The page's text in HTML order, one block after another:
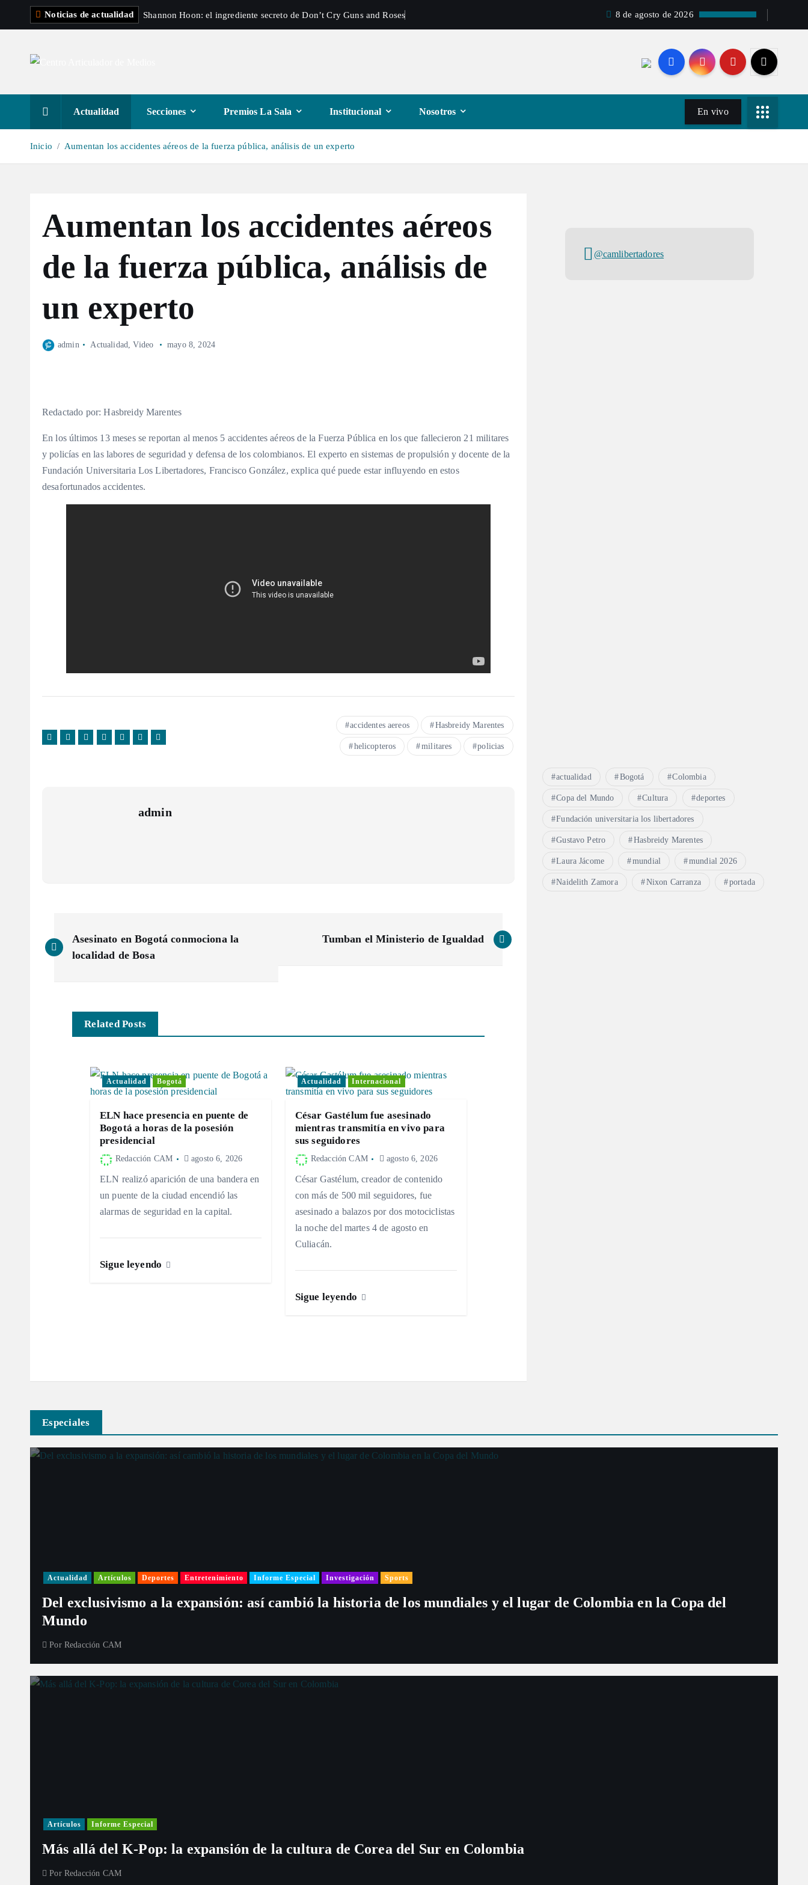
Noticias de actualidad Shannon Hoon: el ingrediente secreto de Don’t Cry Guns and Roses 8 de agosto de 2026
Actualidad Secciones Premios La Sala Institucional Nosotros En vivo
Inicio Aumentan los accidentes aéreos de la fuerza pública, análisis de un experto
Aumentan los accidentes aéreos
de la fuerza pública, análisis de
un experto
admin Actualidad,Video mayo 8, 2024
Redactado por: Hasbreidy Marentes
En los últimos 13 meses se reportan al menos 5 accidentes aéreos de la Fuerza Pública en los que fallecieron 21 militares
y policías en las labores de seguridad y defensa de los colombianos. El experto en sistemas de propulsión y docente de la
Fundación Universitaria Los Libertadores, Francisco González, explica qué puede estar influyendo en estos
desafortunados accidentes.
accidentes aereos Hasbreidy Marentes
helicopteros militares policias
admin
a
r
a
s
Asesinato en Bogotá conmociona la
localidad de Bosa
Tumban el Ministerio de Igualdad
Related Posts
Actualidad Bogotá
ELN hace presencia en puente de
Bogotá a horas de la posesión
presidencial
Redacción CAM agosto 6, 2026
ELN realizó aparición de una bandera en
un puente de la ciudad encendió las
alarmas de seguridad en la capital.
Sigue leyendo
Actualidad Internacional
César Gastélum fue asesinado
mientras transmitía en vivo para
sus seguidores
Redacción CAM agosto 6, 2026
César Gastélum, creador de contenido
con más de 500 mil seguidores, fue
asesinado a balazos por dos motociclistas
la noche del martes 4 de agosto en
Culiacán.
Sigue leyendo
@camlibertadores
actualidad Bogotá Colombia
Copa del Mundo Cultura deportes
Fundación universitaria los libertadores
Gustavo Petro Hasbreidy Marentes
Laura Jácome mundial mundial 2026
Naidelith Zamora Nixon Carranza portada
Especiales
Actualidad Artículos Deportes Entretenimiento Informe Especial Investigación Sports
Del exclusivismo a la expansión: así cambió la historia de los mundiales y el lugar de Colombia en la Copa del
Mundo
Por Redacción CAM
Artículos Informe Especial
Más allá del K-Pop: la expansión de la cultura de Corea del Sur en Colombia
Por Redacción CAM